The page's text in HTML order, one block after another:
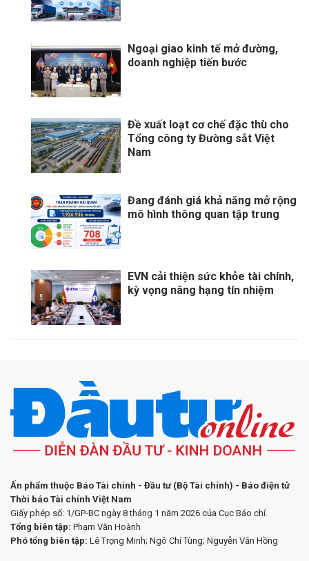
Ngoại giao kinh tế mở đường,
doanh nghiệp tiến bước
Đề xuất loạt cơ chế đặc thù cho
Tổng công ty Đường sắt Việt
Nam
Đang đánh giá khả năng mở rộng
mô hình thông quan tập trung
EVN cải thiện sức khỏe tài chính,
kỳ vọng nâng hạng tín nhiệm
Ấn phẩm thuộc Báo Tài chính - Đầu tư (Bộ Tài chính) - Báo điện tử
Thời báo Tài chính Việt Nam
Giấy phép số: 1/GP-BC ngày 8 tháng 1 năm 2026 của Cục Báo chí.
Tổng biên tập: Phạm Văn Hoành
Phó tổng biên tập: Lê Trọng Minh; Ngô Chí Tùng; Nguyễn Văn Hồng